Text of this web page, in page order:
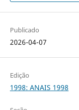
Publicado
2026-04-07
Edição
1998: ANAIS 1998